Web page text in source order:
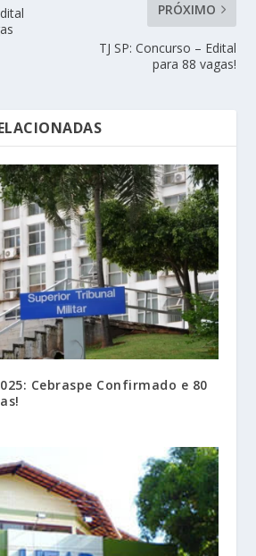
PRÓXIMO
TJ SP: Concurso – Edital
para 88 vagas!
Cebraspe Confirmado e 80